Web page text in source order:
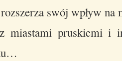
swój wpływ na
miastami pruskiemi i